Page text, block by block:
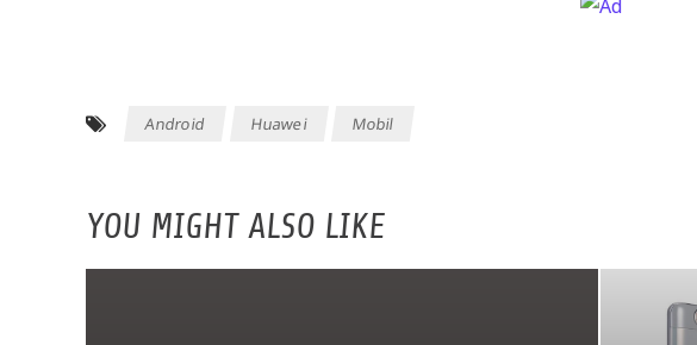
Android Huawei Mobil
YOU MIGHT ALSO LIKE